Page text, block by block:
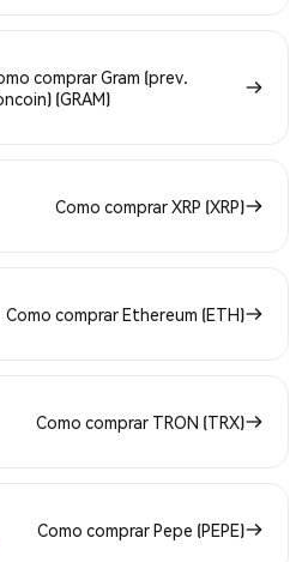
comprar Gram (prev.
(GRAM)
Como comprar XRP (XRP)
Como comprar Ethereum (ETH)
Como comprar TRON (TRX)
Como comprar Pepe (PEPE)